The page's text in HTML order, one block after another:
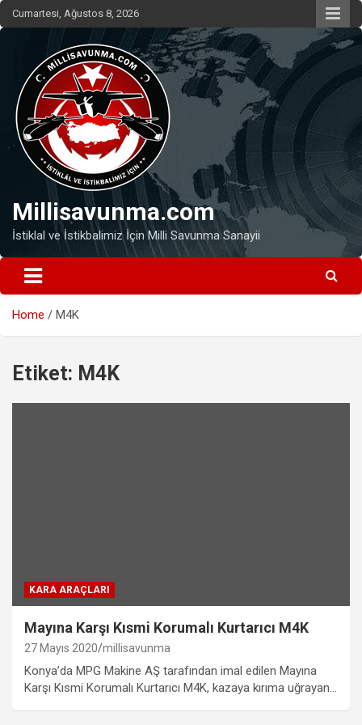
Skip
to
Cumartesi, Ağustos 8, 2026
Millisavunma.com
İstiklal ve İstikbalimiz İçin Milli Savunma Sanayii
Home M4K
Etiket: M4K
KARA ARAÇLARI
Mayına Karşı Kısmi Korumalı Kurtarıcı M4K
27 Mayıs 2020 millisavunma
Konya’da MPG Makine AŞ tarafından imal edilen Mayına
Karşı Kısmi Korumalı Kurtarıcı M4K, kazaya kırıma uğrayan…